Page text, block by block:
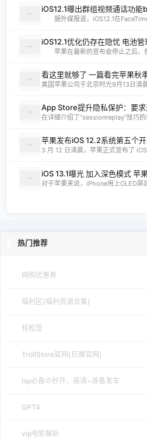
iOS12.1曝出群组视频通话功
据外媒报道，iOS12.1在
iOS12.1优化仍存在隐忧 电池
苹果在最新的宣布会停止之后，
看这里就够了 一篇看完苹果秋
美国苹果公司于北京时光9月13日清
App Store提升隐私保护：要
在详细介绍了“sessionreplay”技巧
苹果发布iOS 12.2系统第五个
3 月 12 日清晨，苹果正式宣布了
iOS 13.1曝光 加入深色模式 苹
对于苹果来说，iPhone用上OLED屏
热门推荐
网购优惠券
福利区(福利资源合集)
轻松签
TrollStore官网(巨魔官网)
lsp必备の秒开、高清~准备发车
GPT4
vip电影解析